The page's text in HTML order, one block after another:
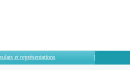
et représentations